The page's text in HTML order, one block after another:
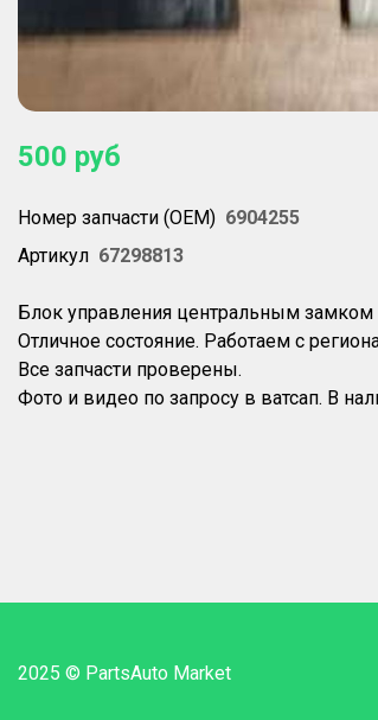
500 руб
Номер запчасти (OEM) 6904255
Артикул 67298813
Блок управления центральным
Отличное состояние. Работаем с
Все запчасти проверены.
2025 © PartsAuto Market